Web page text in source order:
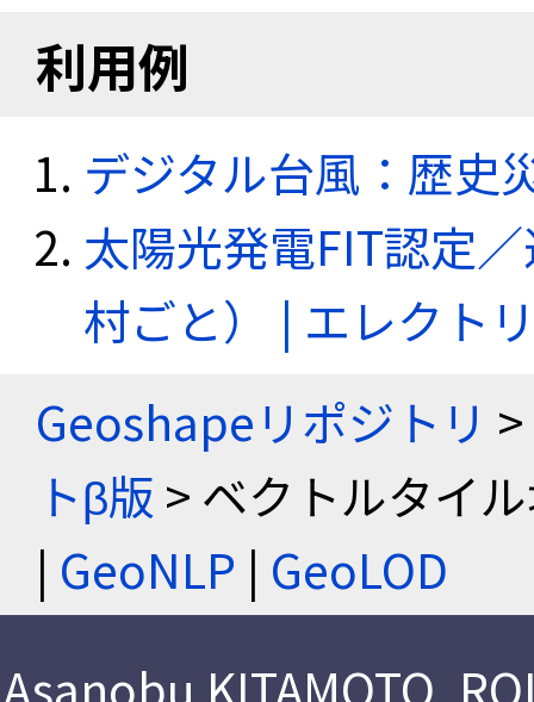
利用例
デジタル台風：歴史
太陽光発電FIT認定
村ごと） | エレクト
Geoshapeリポジトリ >
トβ版 > ベクトルタイ
| GeoNLP | GeoLOD
Asanobu KITAMOTO,